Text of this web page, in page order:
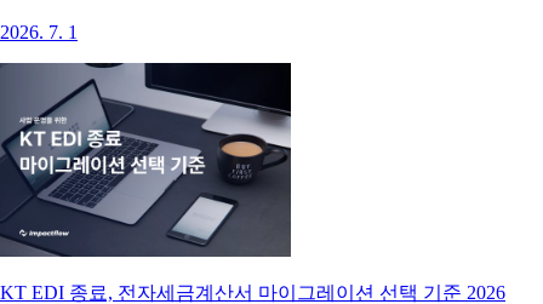
2026. 7. 1
KT EDI 종료, 전자세금계산서 마이그레이션 선택 기준 2026